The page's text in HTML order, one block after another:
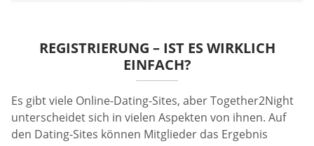
REGISTRIERUNG – IST ES WIRKLICH
EINFACH?
Es gibt viele Online-Dating-Sites, aber Together2Night
unterscheidet sich in vielen Aspekten von ihnen. Auf
den Dating-Sites können Mitglieder das Ergebnis